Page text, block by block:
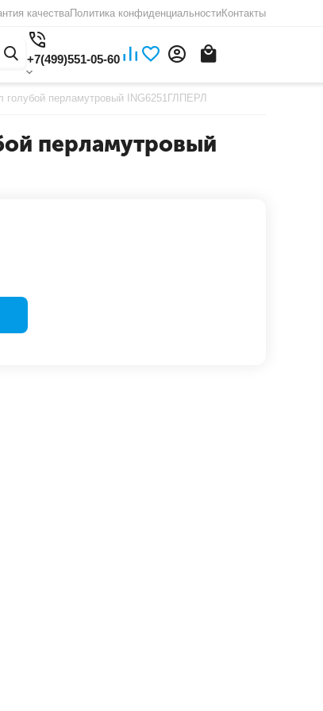
качестваПолитика конфиденциальностиКонтакты
+7(499)551-05-60
голубой перламутровый ING6251ГЛПЕРЛ
перламутровый